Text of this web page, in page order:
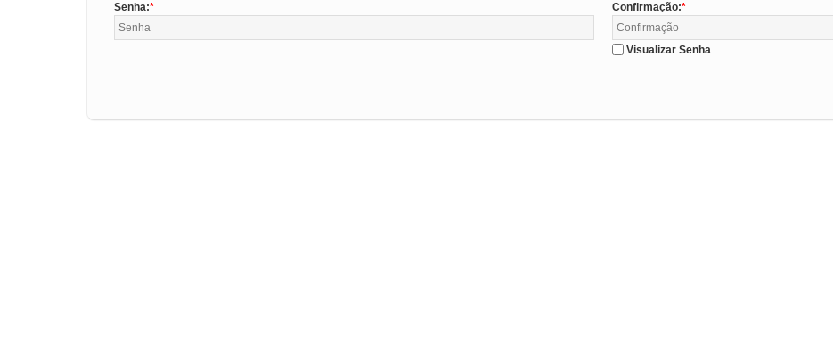
Senha: Confirmação:
Visualizar Senha